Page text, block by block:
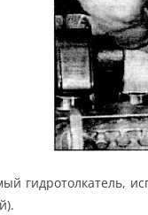
гидротолкатель,